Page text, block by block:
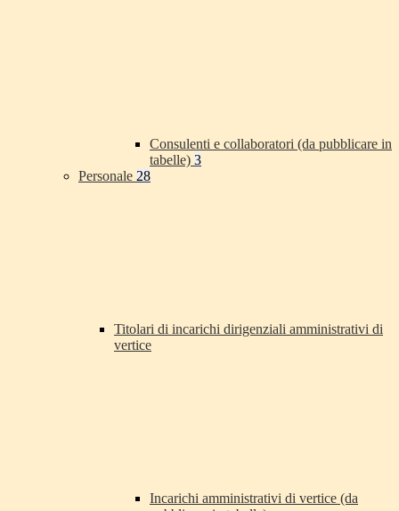
Consulenti e collaboratori (da pubblicare in
tabelle) 3
Personale 28
Titolari di incarichi dirigenziali amministrativi di
vertice
Incarichi amministrativi di vertice (da